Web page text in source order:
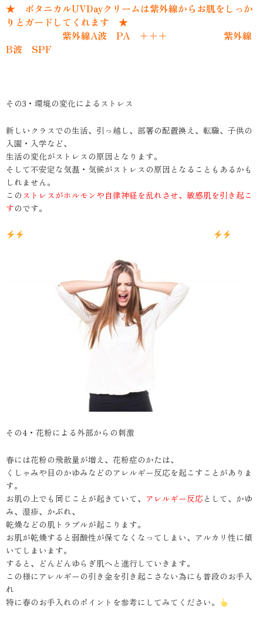
★ ボタニカルUVDayクリームは紫外線からお肌をしっか
りとガードしてくれます ★
紫外線A波 PA ＋＋＋ 紫外線
B波 SPF
その3・環境の変化によるストレス
新しいクラスでの生活、引っ越し、部署の配置換え、転職、子供の
入園・入学など、
生活の変化がストレスの原因となります。
そして不安定な気温・気候がストレスの原因となることもあるかも
しれません。
この ストレスがホルモンや自律神経を乱れさせ、敏感肌を引き起こ
すのです。
その4・花粉による外部からの刺激
春には花粉の飛散量が増え、花粉症のかたは、
くしゃみや目のかゆみなどのアレルギー反応を起こすことがありま
す。
お肌の上でも同じことが起きていて、 アレルギー反応として、かゆ
み、湿疹、かぶれ、
乾燥などの肌トラブルが起こります。
お肌が乾燥すると弱酸性が保てなくなってしまい、アルカリ性に傾
いてしまいます。
すると、どんどんゆらぎ肌へと進行していきます。
この様にアレルギーの引き金を引き起こさない為にも普段のお手入
れ
特に春のお手入れのポイントを参考にしてみてください。